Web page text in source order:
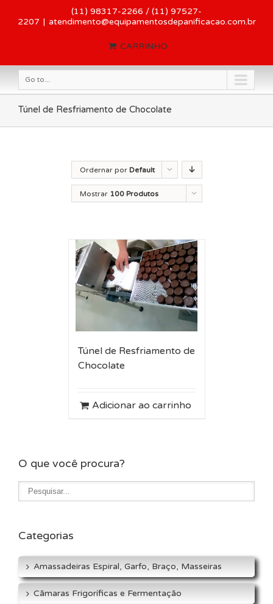
(11) 98317-2266 / (11) 97527-
2207 | atendimento@equipamentosdepanificacao.com.br
CARRINHO
Go to...
Túnel de Resfriamento de Chocolate
Ordernar por Default
Order
Mostrar 100 Produtos
Túnel de Resfriamento de
Chocolate
Adicionar ao carrinho
O que você procura?
Categorias
Amassadeiras Espiral, Garfo, Braço, Masseiras
Cãmaras Frigoríficas e Fermentação